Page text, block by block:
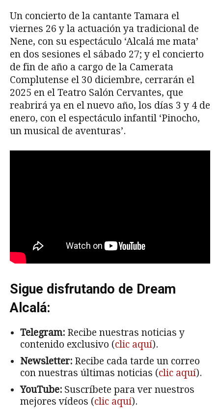
Un concierto de la cantante Tamara el
viernes 26 y la actuación ya tradicional de
Nene, con su espectáculo ‘Alcalá me mata’
en dos sesiones el sábado 27; y el concierto
de fin de año a cargo de la Camerata
Complutense el 30 diciembre, cerrarán el
2025 en el Teatro Salón Cervantes, que
reabrirá ya en el nuevo año, los días 3 y 4 de
enero, con el espectáculo infantil ‘Pinocho,
un musical de aventuras’.
Sigue disfrutando de Dream
Alcalá:
Telegram: Recibe nuestras noticias y
contenido exclusivo (clic aquí).
Newsletter: Recibe cada tarde un correo
con nuestras últimas noticias (clic aquí).
YouTube: Suscríbete para ver nuestros
mejores vídeos (clic aquí).